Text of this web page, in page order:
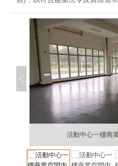
活動中心一樓商
活動中心一樓商
活動中心一樓商
活動中心一樓